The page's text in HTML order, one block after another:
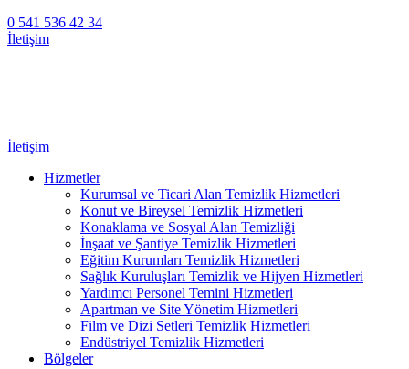
0 541 536 42 34
İletişim
İletişim
Hizmetler
Kurumsal ve Ticari Alan Temizlik Hizmetleri
Konut ve Bireysel Temizlik Hizmetleri
Konaklama ve Sosyal Alan Temizliği
İnşaat ve Şantiye Temizlik Hizmetleri
Eğitim Kurumları Temizlik Hizmetleri
Sağlık Kuruluşları Temizlik ve Hijyen Hizmetleri
Yardımcı Personel Temini Hizmetleri
Apartman ve Site Yönetim Hizmetleri
Film ve Dizi Setleri Temizlik Hizmetleri
Endüstriyel Temizlik Hizmetleri
Bölgeler